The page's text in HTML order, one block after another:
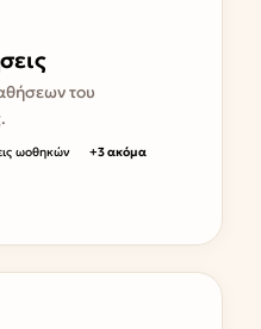
του
ωοθηκών +3ακόμα